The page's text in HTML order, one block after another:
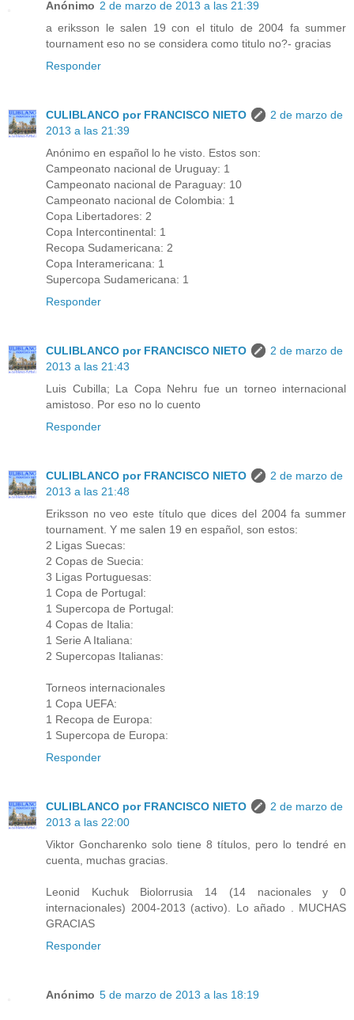
Anónimo 2 de marzo de 2013 a las 21:39
a eriksson le salen 19 con el titulo de 2004 fa summer
tournament eso no se considera como titulo no?- gracias
Responder
CULIBLANCO por FRANCISCO NIETO
2 de marzo de
2013 a las 21:39
Anónimo en español lo he visto. Estos son:
Campeonato nacional de Uruguay: 1
Campeonato nacional de Paraguay: 10
Campeonato nacional de Colombia: 1
Copa Libertadores: 2
Copa Intercontinental: 1
Recopa Sudamericana: 2
Copa Interamericana: 1
Supercopa Sudamericana: 1
Responder
CULIBLANCO por FRANCISCO NIETO
2 de marzo de
2013 a las 21:43
Luis Cubilla; La Copa Nehru fue un torneo internacional
amistoso. Por eso no lo cuento
Responder
CULIBLANCO por FRANCISCO NIETO
2 de marzo de
2013 a las 21:48
Eriksson no veo este título que dices del 2004 fa summer
tournament. Y me salen 19 en español, son estos:
2 Ligas Suecas:
2 Copas de Suecia:
3 Ligas Portuguesas:
1 Copa de Portugal:
1 Supercopa de Portugal:
4 Copas de Italia:
1 Serie A Italiana:
2 Supercopas Italianas:
Torneos internacionales
1 Copa UEFA:
1 Recopa de Europa:
1 Supercopa de Europa:
Responder
CULIBLANCO por FRANCISCO NIETO
2 de marzo de
2013 a las 22:00
Viktor Goncharenko solo tiene 8 títulos, pero lo tendré en
cuenta, muchas gracias.
Leonid Kuchuk Biolorrusia 14 (14 nacionales y 0
internacionales) 2004-2013 (activo). Lo añado . MUCHAS
GRACIAS
Responder
Anónimo 5 de marzo de 2013 a las 18:19